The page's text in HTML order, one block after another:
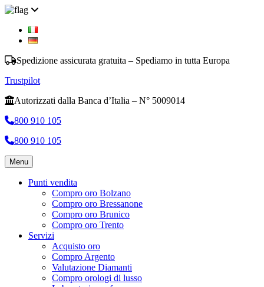
Spedizione assicurata gratuita – Spediamo in tutta Europa
Trustpilot
Autorizzati dalla Banca d’Italia – N° 5009014
800 910 105
800 910 105
Menu
Punti vendita
Compro oro Bolzano
Compro oro Bressanone
Compro oro Brunico
Compro oro Trento
Servizi
Acquisto oro
Compro Argento
Valutazione Diamanti
Compro orologi di lusso